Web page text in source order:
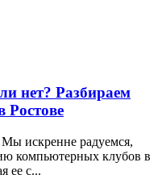
нет? Разбираем
Ростове
искренне радуемся,
компьютерных клубов в
ее с...